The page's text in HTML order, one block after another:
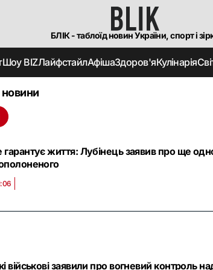
БЛІК - таблоїд новин України, спорт і
Шоу BIZЛайфстайлАфішаЗдоров'яКулінарія
новини
життя: Лубінець заявив про ще
військові заявили про вогневий